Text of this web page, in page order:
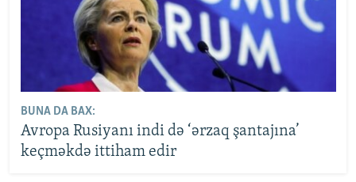
BUNA DA BAX:
Avropa Rusiyanı indi də ‘ərzaq şantajına’
keçməkdə ittiham edir